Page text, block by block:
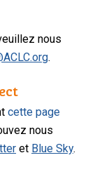
nous
.
cette page
nous
et Blue Sky.